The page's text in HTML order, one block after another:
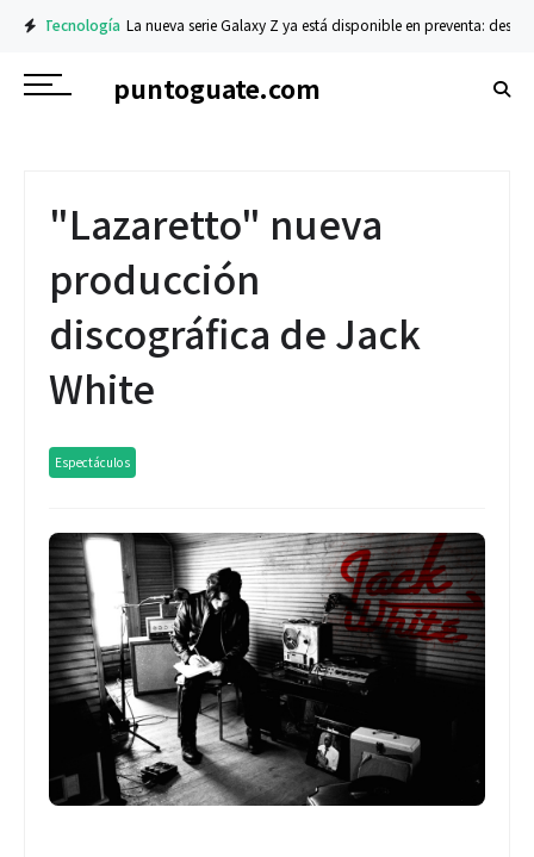
Tecnología La nueva serie Galaxy Z ya está disponible en preventa:
puntoguate.com
"Lazaretto" nueva
producción
discográfica de Jack
White
Espectáculos